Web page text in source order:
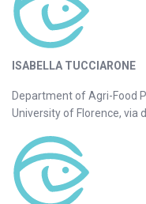
ISABELLA TUCCIARONE
Department of Agri-Food
University of Florence, via